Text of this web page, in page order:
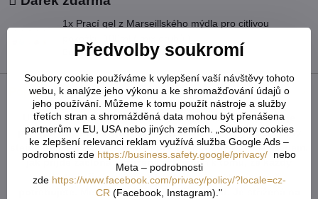
1x Prací gel z Marseillského mýdla pro citlivou
Bonus zdarma v hodnotě 159 Kč!
Popis
U tvarovaných záclon čí vzororvaných látek ( závěsů ) je
potřeba počítat s nějakým prostřihem, aby byly obě strany
stejné po ušití a to samé platí pro vzor. Nikdy nevíme předem,
jak přijde záclona ustřižená vzhledem k tomu, že každý
potřebuje jiný rozměr. Vždy tedy vezměte více než
potřebujete. Metráž nelze vrátit ani vyměnit. Je střižená na
Předvolby soukromí
Soubory cookie používáme k vylepšení vaší návštěvy tohoto
webu, k analýze jeho výkonu a ke shromažďování údajů o
jeho používání. Můžeme k tomu použít nástroje a služby
třetích stran a shromážděná data mohou být přenášena
partnerům v EU, USA nebo jiných zemích. „Soubory cookies
ke zlepšení relevanci reklam využívá služba Google Ads –
podrobnosti zde https://business.safety.google/privacy/ nebo
Meta – podrobnosti
zde https://www.facebook.com/privacy/policy/?locale=cz-
CR (Facebook, Instagram)."